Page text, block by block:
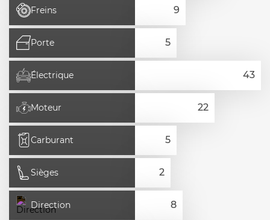
Freins
Porte
Électrique
Moteur
Carburant
Sièges
Direction